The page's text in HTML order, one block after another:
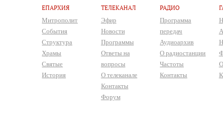
ЕПАРХИЯ
Митрополит
События
Структура
Храмы
Святые
История
ТЕЛЕКАНАЛ
Эфир
Новости
Программы
Ответы на
вопросы
О телеканале
Контакты
Форум
РАДИО
Программа
передач
Аудиоархив
О радиостанции
Частоты
Контакты